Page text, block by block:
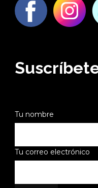
Tu nombre
Tu correo electrónico